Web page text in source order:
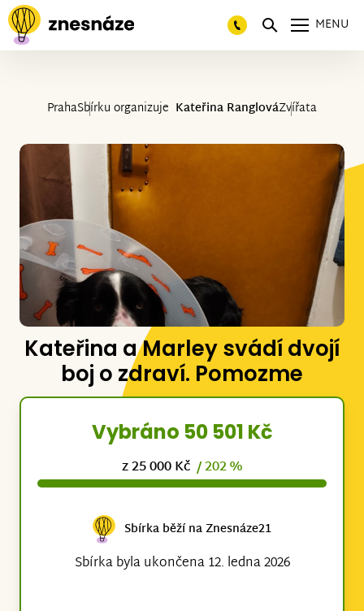
MENU
PrahaSbírku organizuje Kateřina RanglováZvířata
Kateřina a Marley svádí dvojí
boj o zdraví. Pomozme
Vybráno 50 501 Kč
z 25 000 Kč / 202 %
Sbírka běží na Znesnáze21
Sbírka byla ukončena 12. ledna 2026